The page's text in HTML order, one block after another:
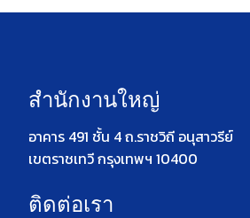
สำนักงานใหญ่
อาคาร 491 ชั้น 4 ถ.ราชวิถี อนุสาวรีย์
เขตราชเทวี กรุงเทพฯ 10400
ติดต่อเรา